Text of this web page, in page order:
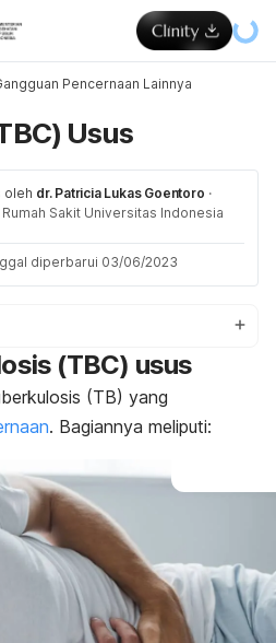
Pencernaan Lainnya
Usus
oleh dr. Patricia Lukas Goentoro ·
Rumah Sakit Universitas Indonesia
diperbarui 03/06/2023
(TBC) usus
(TB) yang
. Bagiannya meliputi: